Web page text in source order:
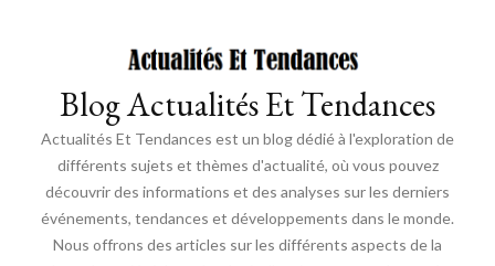
Blog Actualités Et Tendances
Actualités Et Tendances est un blog dédié à l'exploration de
différents sujets et thèmes d'actualité, où vous pouvez
découvrir des informations et des analyses sur les derniers
événements, tendances et développements dans le monde.
Nous offrons des articles sur les différents aspects de la